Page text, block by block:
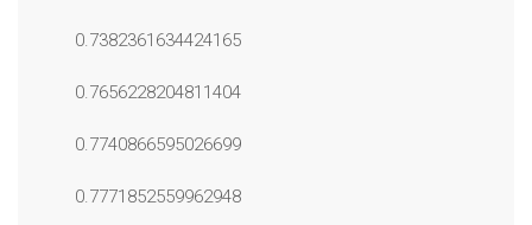
0.7382361634424165
0.7656228204811404
0.7740866595026699
0.7771852559962948